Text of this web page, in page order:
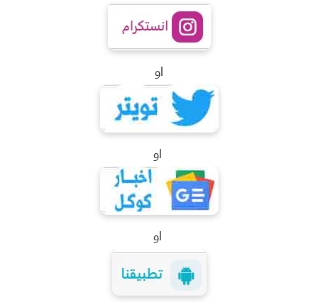
او
او
او